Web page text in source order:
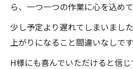
ら、一つ一つの作業に心を込め
少し予定より遅れてしまいまし
上がりになること間違いなしです
H様にも喜んでいただけると信じ